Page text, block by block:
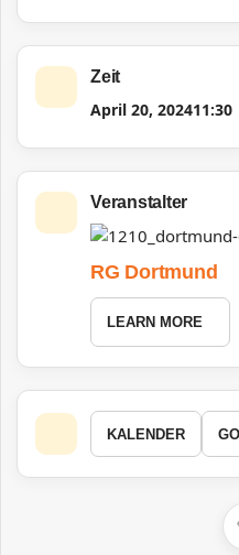
Zeit
April 20, 202411:30
Veranstalter
RG Dortmund
LEARN MORE
KALENDER